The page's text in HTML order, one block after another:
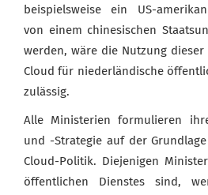
beispielsweise ein US-
von einem chinesischen
werden, wäre die Nutzung
Cloud für niederländische
zulässig.
Alle Ministerien formulieren
und -Strategie auf der
Cloud-Politik. Diejenigen
öffentlichen Dienstes sind,